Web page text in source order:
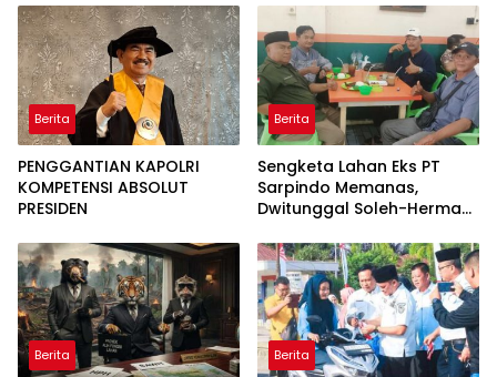
Perkuat Pembangunan
Satuan
Berita
PENGGANTIAN KAPOLRI
KOMPETENSI ABSOLUT
PRESIDEN
Berita
Sengketa Lahan Eks PT
Sarpindo Memanas,
Dwitunggal Soleh-Herman
ke Pulau Rupat
Berita Berita